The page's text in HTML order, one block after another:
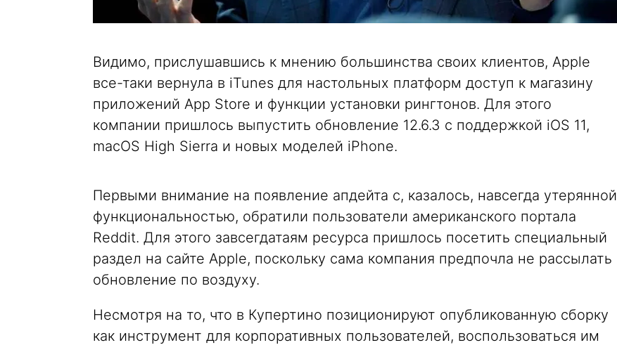
Видимо, прислушавшись к мнению большинства своих клиентов, Apple
все-таки вернула в iTunes для настольных платформ доступ к магазину
приложений App Store и функции установки рингтонов. Для этого
компании пришлось выпустить обновление 12.6.3 с поддержкой iOS 11,
macOS High Sierra и новых моделей iPhone.
Первыми внимание на появление апдейта с, казалось, навсегда утерянной
функциональностью, обратили пользователи американского портала
Reddit. Для этого завсегдатаям ресурса пришлось посетить специальный
раздел на сайте Apple, поскольку сама компания предпочла не рассылать
обновление по воздуху.
Несмотря на то, что в Купертино позиционируют опубликованную сборку
как инструмент для корпоративных пользователей, воспользоваться им